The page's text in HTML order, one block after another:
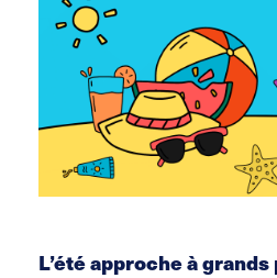
L’été approche à grands